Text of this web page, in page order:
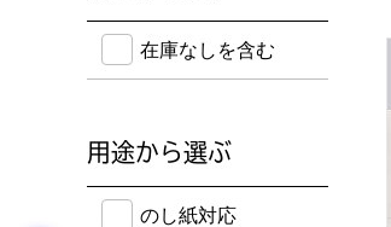
在庫のない商品を含めて検索する
在庫なしを含む
用途から選ぶ
のし紙・メッセージカード・手提
のし紙対応